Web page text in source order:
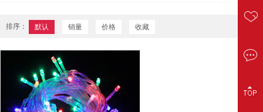
排序： 默认 销量 价格 收藏